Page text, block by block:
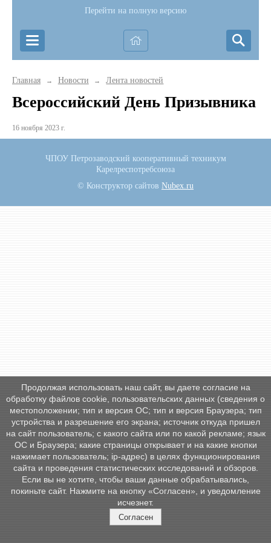
Перейти на полную версию
Главная → Новости → Лента новостей
Всероссийский День Призывника
16 ноября 2023 г.
ЧПОУ Петрозаводский кооперативный техникум
Карелреспотребсоюза
© Конструктор сайтов Nubex.ru
Продолжая использовать наш сайт, вы даете согласие на
обработку файлов cookie, пользовательских данных (сведения о
местоположении; тип и версия ОС; тип и версия Браузера; тип
устройства и разрешение его экрана; источник откуда пришел
на сайт пользователь; с какого сайта или по какой рекламе; язык
ОС и Браузера; какие страницы открывает и на какие кнопки
нажимает пользователь; ip-адрес) в целях функционирования
сайта и проведения статистических исследований и обзоров.
Если вы не хотите, чтобы ваши данные обрабатывались,
покиньте сайт. Нажмите на кнопку «Согласен», и уведомление
исчезнет.
Согласен